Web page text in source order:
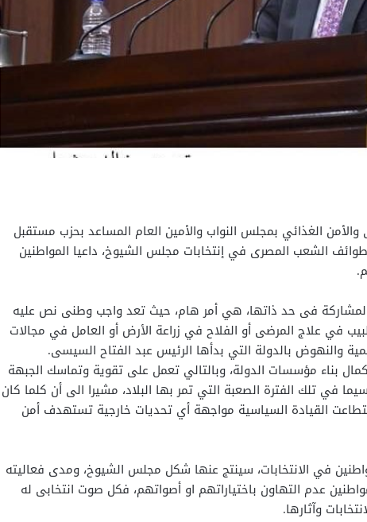
الغذائي بمجلس النواب والأمين العام المساعد بحزب مستقبل
الشعب المصرى في إنتخابات مجلس الشيوخ، داعيا المواطنين
المشاركة فى حد ذاتها، هي أمر هام، حيث تعد واجب وطنى نص عليه
في علاج المرضى أو الفلاح في زراعة الأرض أو العامل في مجالات
والنهوض بالدولة التي بدأها الرئيس عبد الفتاح السيسى.
بناء مؤسسات الدولة، وبالتالي تعمل على تقوية وتماسك الجبهة
في تلك الفترة الصعبة التي تمر بها البلاد، مشيرا الى أن كلما كان
القيادة السياسية مواجهة أي تحديات خارجية تستهدف أمن
في الانتخابات، سينتج عنها شكل مجلس الشيوخ، ومدى فعاليته
عدم التهاون باختياراتهم او أصواتهم، فكل صوت انتخابى له
وآثارها.